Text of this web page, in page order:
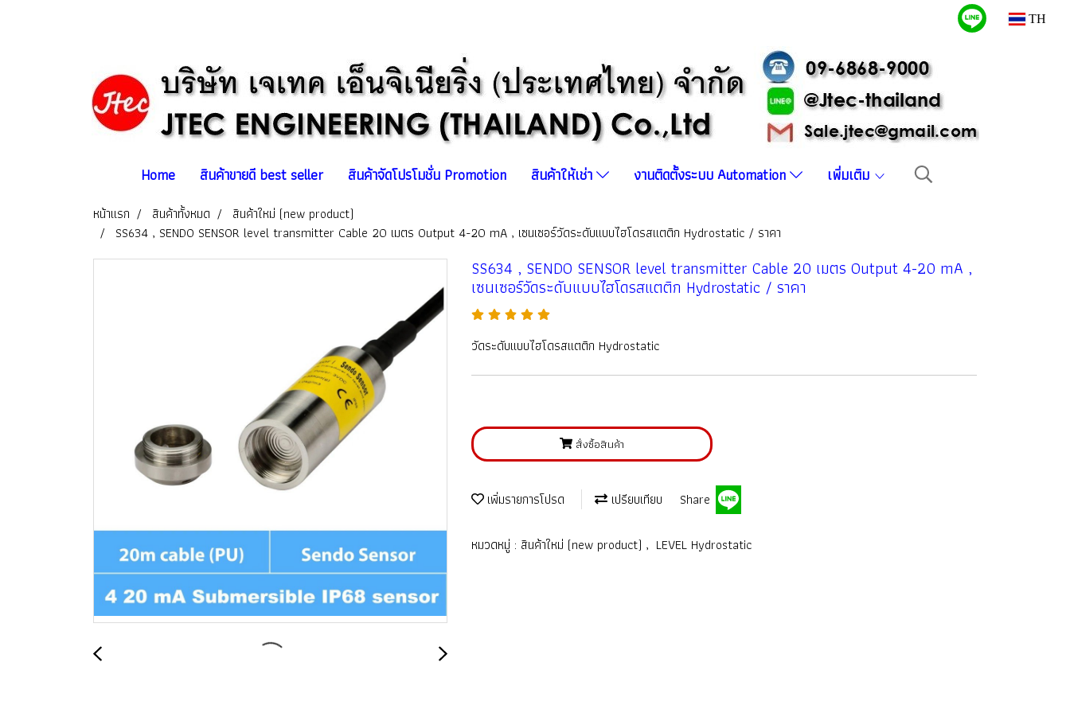
TH
Home สินค้าขายดี best seller สินค้าจัดโปรโมชั่น Promotion สินค้าให้เช่า งานติดตั้งระบบ Automation เพิ่มเติม
หน้าแรก สินค้าทั้งหมด
สินค้าใหม่ (new product)
SS634 , SENDO SENSOR level transmitter Cable 20 เมตร Output 4-20 mA , เซนเซอร์วัดระดับแบบไฮโดรสแตติก Hydrostatic / ราคา
SS634 , SENDO SENSOR level transmitter Cable 20 เมตร Output 4-20 mA ,
เซนเซอร์วัดระดับแบบไฮโดรสแตติก Hydrostatic / ราคา
วัดระดับแบบไฮโดรสแตติก Hydrostatic
สั่งซื้อสินค้า
เพิ่มรายการโปรด เปรียบเทียบ Share
หมวดหมู่ : สินค้าใหม่ (new product) , LEVEL Hydrostatic